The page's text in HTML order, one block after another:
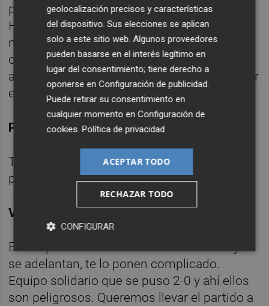
pensando en otras cosas te despistas.
Hemos de estar centrados en sacar el
máximo rendimiento. Estamos todos
comprometidos y tenemos que ser
ambiciosos y optimistas, y porqué no pensar
en hacer una buena segunda vuelta.
Partido de Copa
Tenemos que enfocarnos en Cádiz. El
partido nos va a pedir poner en él el 120%.
Viajar a Cádiz
El año pasado utilizaron bien sus armas y si
se adelantan, te lo ponen complicado.
Equipo solidario que se puso 2-0 y ahí ellos
son peligrosos. Queremos llevar el partido a
geolocalización precisos y características
del dispositivo. Sus elecciones se aplican
solo a este sitio web. Algunos proveedores
pueden basarse en el interés legítimo en
lugar del consentimiento; tiene derecho a
oponerse enConfiguración de publicidad
Puede retirar su consentimiento en
cualquier momento enConfiguración de
cookies .Política de privacidad
ACEPTAR TODO
RECHAZAR TODO
CONFIGURAR